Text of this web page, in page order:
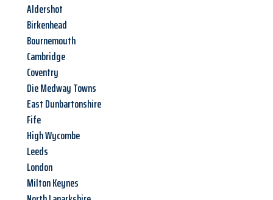
Aldershot
Birkenhead
Bournemouth
Cambridge
Coventry
Die Medway Towns
East Dunbartonshire
Fife
High Wycombe
Leeds
London
Milton Keynes